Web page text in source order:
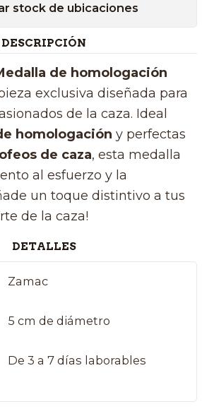
stock de ubicaciones
DESCRIPCIÓN
de homologación
exclusiva diseñada para
de la caza. Ideal
homologación y perfectas
de caza, esta medalla
al esfuerzo y la
un toque distintivo a tus
de la caza!
DETALLES
Zamac
5 cm de diámetro
De 3 a 7 días laborables